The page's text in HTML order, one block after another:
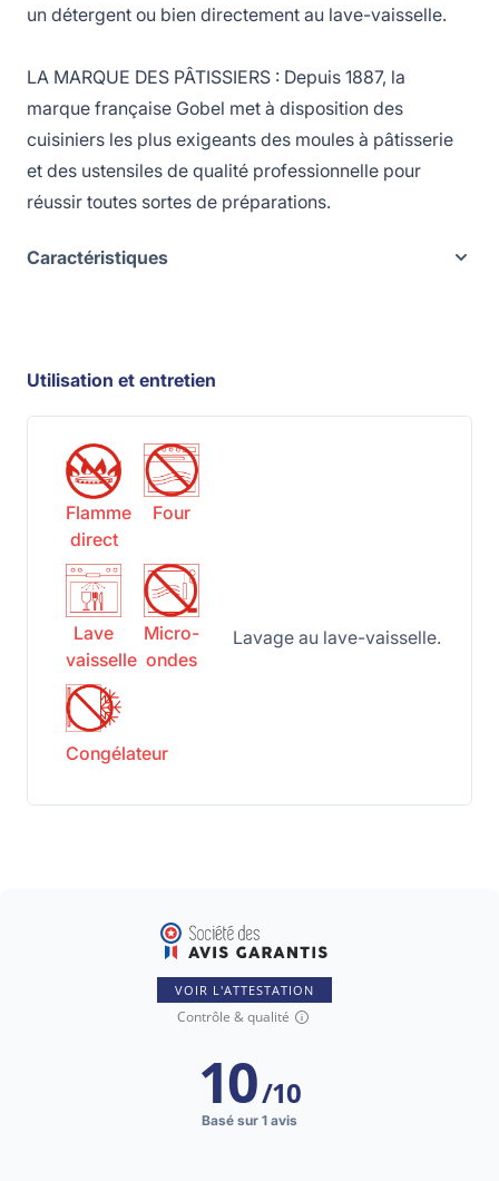
un détergent ou bien directement au lave-vaisselle.
LA MARQUE DES PÂTISSIERS : Depuis 1887, la
marque française Gobel met à disposition des
cuisiniers les plus exigeants des moules à pâtisserie
et des ustensiles de qualité professionnelle pour
réussir toutes sortes de préparations.
Caractéristiques
Utilisation et entretien
Flamme
direct
Four
Lave
vaisselle
Micro-
ondes
Congélateur
Lavage au lave-vaisselle.
VOIR L'ATTESTATION
Contrôle & qualité
10/10
Basé sur 1 avis